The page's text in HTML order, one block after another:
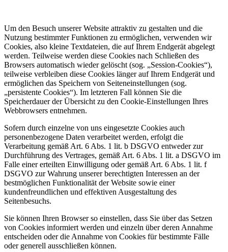
Um den Besuch unserer Website attraktiv zu gestalten und die
Nutzung bestimmter Funktionen zu ermöglichen, verwenden wir
Cookies, also kleine Textdateien, die auf Ihrem Endgerät abgelegt
werden. Teilweise werden diese Cookies nach Schließen des
Browsers automatisch wieder gelöscht (sog. „Session-Cookies“),
teilweise verbleiben diese Cookies länger auf Ihrem Endgerät und
ermöglichen das Speichern von Seiteneinstellungen (sog.
„persistente Cookies“). Im letzteren Fall können Sie die
Speicherdauer der Übersicht zu den Cookie-Einstellungen Ihres
Webbrowsers entnehmen.
Sofern durch einzelne von uns eingesetzte Cookies auch
personenbezogene Daten verarbeitet werden, erfolgt die
Verarbeitung gemäß Art. 6 Abs. 1 lit. b DSGVO entweder zur
Durchführung des Vertrages, gemäß Art. 6 Abs. 1 lit. a DSGVO im
Falle einer erteilten Einwilligung oder gemäß Art. 6 Abs. 1 lit. f
DSGVO zur Wahrung unserer berechtigten Interessen an der
bestmöglichen Funktionalität der Website sowie einer
kundenfreundlichen und effektiven Ausgestaltung des
Seitenbesuchs.
Sie können Ihren Browser so einstellen, dass Sie über das Setzen
von Cookies informiert werden und einzeln über deren Annahme
entscheiden oder die Annahme von Cookies für bestimmte Fälle
oder generell ausschließen können.